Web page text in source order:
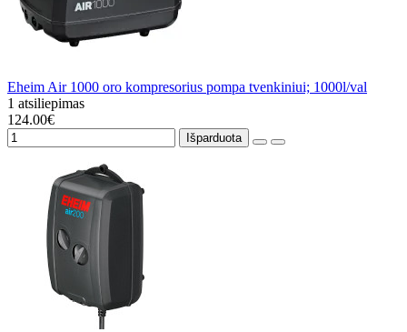
Eheim Air 1000 oro kompresorius pompa tvenkiniui; 1000l/val
1 atsiliepimas
124.00€
Išparduota